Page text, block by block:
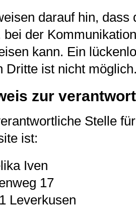
darauf hin, dass
bei der
kann. Ein
Dritte ist nicht
zur
Stelle
ist:
Iven
17
Leverkusen